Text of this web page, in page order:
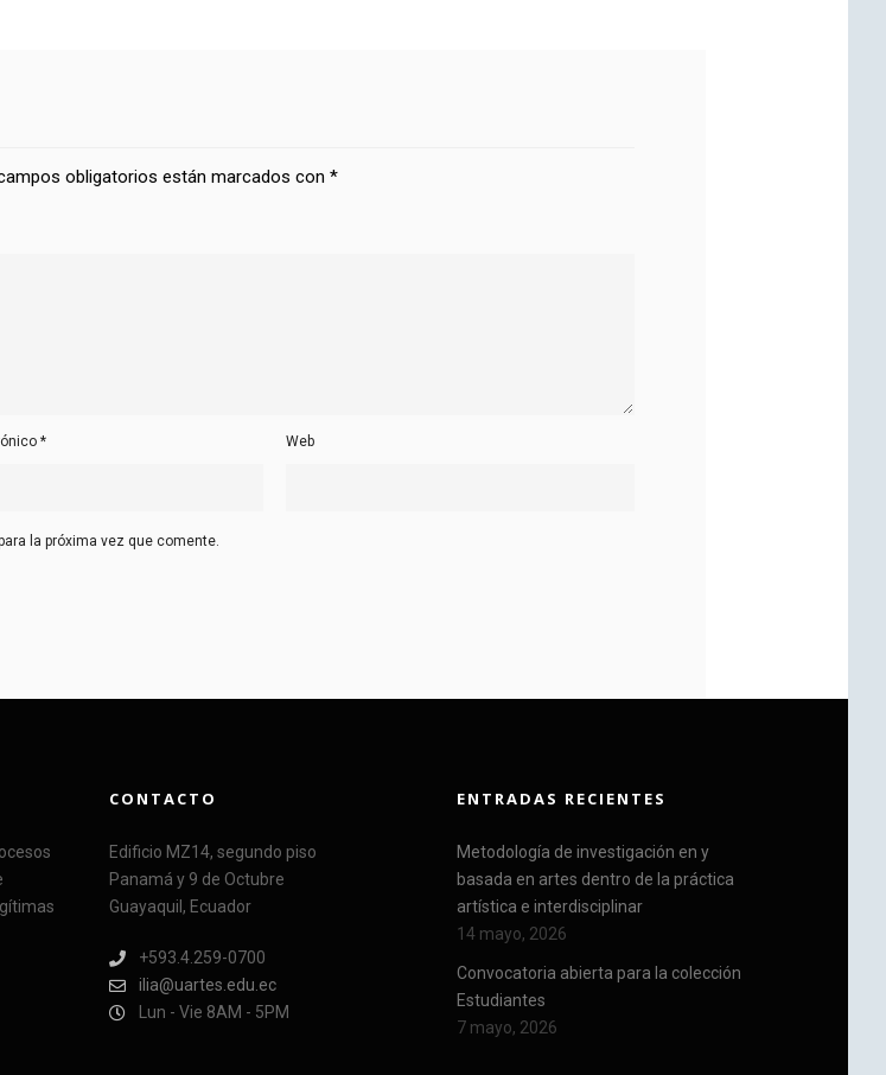
obligatorios están marcados con *
* Web
la próxima vez que comente.
CONTACTO
Edificio MZ14, segundo piso
Panamá y 9 de Octubre
Guayaquil, Ecuador
+593.4.259-0700
ilia@uartes.edu.ec
Lun - Vie 8AM - 5PM
ENTRADAS RECIENTES
Metodología de investigación en y
basada en artes dentro de la práctica
artística e interdisciplinar
14 mayo, 2026
Convocatoria abierta para la colección
Estudiantes
7 mayo, 2026